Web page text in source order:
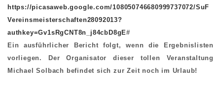
https://picasaweb.google.com/108050746680999737072/SuF
Vereinsmeisterschaften28092013?
authkey=Gv1sRgCNT8n_j84cbD8gE#
Ein ausführlicher Bericht folgt, wenn die Ergebnislisten
vorliegen. Der Organisator dieser tollen Veranstaltung
Michael Solbach befindet sich zur Zeit noch im Urlaub!